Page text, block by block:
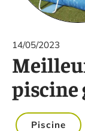
14/05/2023
piscine
Piscine